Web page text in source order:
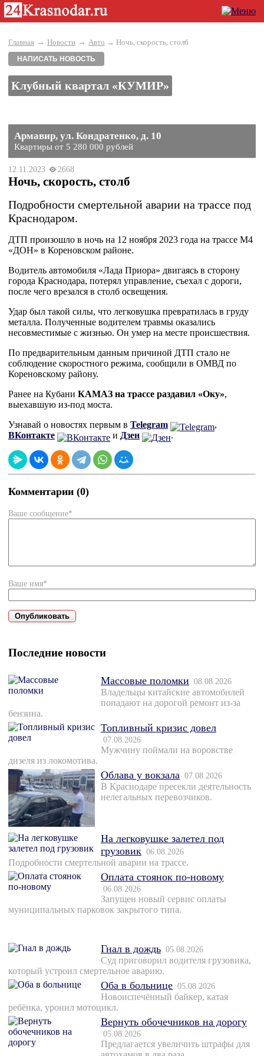
Главная → Новости → Авто → Ночь, скорость, столб
НАПИСАТЬ НОВОСТЬ
Клубный квартал «КУМИР»
Армавир, ул. Кондратенко, д. 10
Квартиры от 5 280 000 рублей
12.11.2023 2668
Ночь, скорость, столб
Подробности смертельной аварии на трассе под
Краснодаром.
ДТП произошло в ночь на 12 ноября 2023 года на трассе М4
«ДОН» в Кореновском районе.
Водитель автомобиля «Лада Приора» двигаясь в сторону
города Краснодара, потерял управление, съехал с дороги,
после чего врезался в столб освещения.
Удар был такой силы, что легковушка превратилась в груду
металла. Полученные водителем травмы оказались
несовместимые с жизнью. Он умер на месте происшествия.
По предварительным данным причиной ДТП стало не
соблюдение скоростного режима, сообщили в ОМВД по
Кореновскому району.
Ранее на Кубани КАМАЗ на трассе раздавил «Оку»,
выехавшую из-под моста.
Узнавай о новостях первым в Telegram
,
ВКонтакте
и Дзен .
Комментарии (0)
Ваше сообщение*
Ваше имя*
Последние новости
Массовые поломки 08.08.2026
Владельцы китайские автомобилей
попадают на дорогой ремонт из-за
бензина.
Топливный кризис довел
07.08.2026
Мужчину поймали на воровстве
дизеля из локомотива.
Облава у вокзала 07.08.2026
В Краснодаре пресекли деятельность
нелегальных перевозчиков.
На легковушке залетел под
грузовик 06.08.2026
Подробности смертельной аварии на трассе.
Оплата стоянок по-новому
06.08.2026
Запущен новый сервис оплаты
муниципальных парковок закрытого типа.
Гнал в дождь 05.08.2026
Суд приговорил водителя грузовика,
который устроил смертельное аварию.
Оба в больнице 05.08.2026
Новоиспечённый байкер, катая
ребёнка, уронил мотоцикл.
Вернуть обочечников на дорогу
05.08.2026
Предлагается увеличить штрафы для